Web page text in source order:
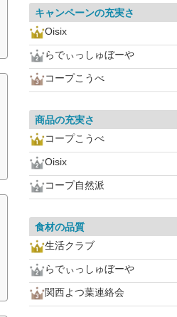
キャンペーンの充実さ
Oisix
らでぃっしゅぼーや
コープこうべ
商品の充実さ
コープこうべ
Oisix
コープ自然派
食材の品質
生活クラブ
らでぃっしゅぼーや
関西よつ葉連絡会